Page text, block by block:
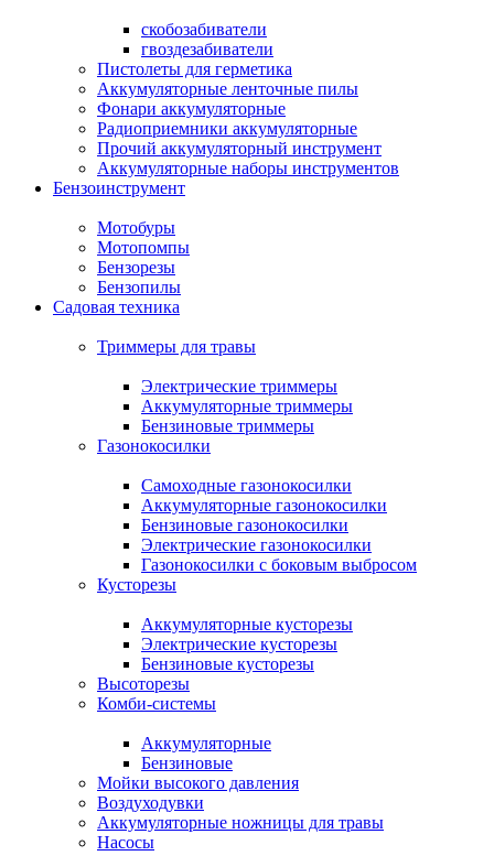
скобозабиватели
гвоздезабиватели
Пистолеты для герметика
Аккумуляторные ленточные пилы
Фонари аккумуляторные
Радиоприемники аккумуляторные
Прочий аккумуляторный инструмент
Аккумуляторные наборы инструментов
Бензоинструмент
Мотобуры
Мотопомпы
Бензорезы
Бензопилы
Садовая техника
Триммеры для травы
Электрические триммеры
Аккумуляторные триммеры
Бензиновые триммеры
Газонокосилки
Самоходные газонокосилки
Аккумуляторные газонокосилки
Бензиновые газонокосилки
Электрические газонокосилки
Газонокосилки с боковым выбросом
Кусторезы
Аккумуляторные кусторезы
Электрические кусторезы
Бензиновые кусторезы
Высоторезы
Комби-системы
Аккумуляторные
Бензиновые
Мойки высокого давления
Воздуходувки
Аккумуляторные ножницы для травы
Насосы